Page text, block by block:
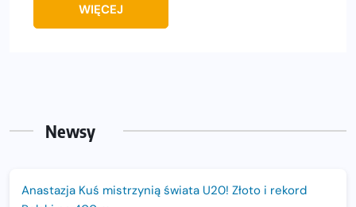
WIĘCEJ
Newsy
Anastazja Kuś mistrzynią świata U20! Złoto i rekord